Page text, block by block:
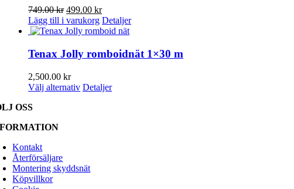
produktsidan
De
olika
alternativen
kan
på
749.00kr Det
ursprungliga
priset
749.00 kr.
499.00 krDet
nuvarande
priset
499.00 kr.
Lägg till i varukorg Detaljer
Tenax Jolly romboidnät 1×30 m
2,500.00 kr
Välj alternativ Den
alternativen
Detaljer
OSS
Kontakt
Återförsäljare
Montering skyddsnät
Köpvillkor